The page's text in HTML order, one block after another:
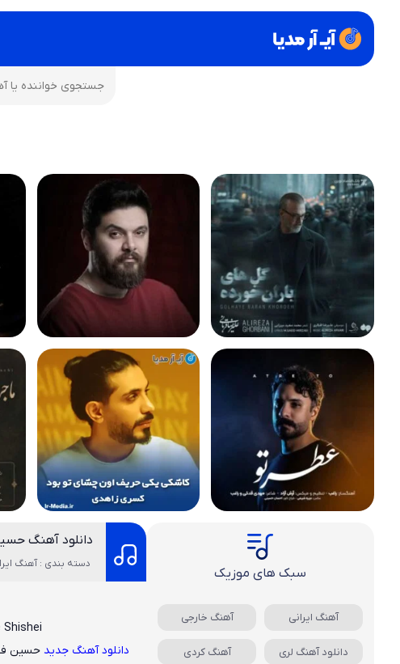
دانلود آهنگ
دسته بندی : آهنگ
Shishei
دانلود آهنگ جدید حسین
سبک های موزیک
آهنگ ایرانی آهنگ خارجی
دانلود آهنگ لری آهنگ کردی